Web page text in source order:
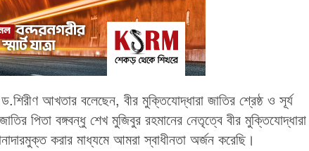
আখতার বলেছেন, বীর মুক্তিযোদ্ধারা জাতির শ্রেষ্ঠ ও সূর্য
পিতা বঙ্গবন্ধু শেখ মুজিবুর রহমানের নেতৃত্বে বীর মুক্তিযোদ্ধারা
করার মাধ্যমে আমরা স্বাধীনতা অর্জন করেছি।